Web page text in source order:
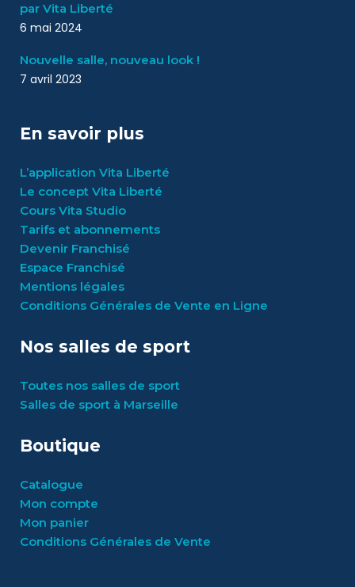
par Vita Liberté
6 mai 2024
Nouvelle salle, nouveau look !
7 avril 2023
En savoir plus
L’application Vita Liberté
Le concept Vita Liberté
Cours Vita Studio
Tarifs et abonnements
Devenir Franchisé
Espace Franchisé
Mentions légales
Conditions Générales de Vente en Ligne
Nos salles de sport
Toutes nos salles de sport
Salles de sport à Marseille
Boutique
Catalogue
Mon compte
Mon panier
Conditions Générales de Vente